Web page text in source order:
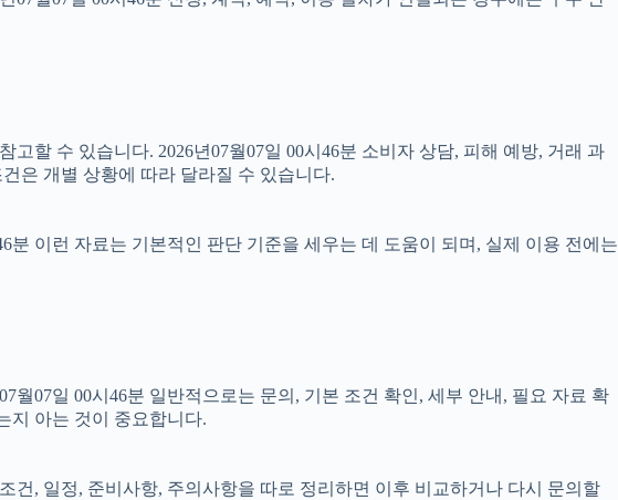
고할 수 있습니다. 2026년07월07일 00시46분 소비자 상담, 피해 예방, 거래 과
은 개별 상황에 따라 달라질 수 있습니다.
분 이런 자료는 기본적인 판단 기준을 세우는 데 도움이 되며, 실제 이용 전에는
07일 00시46분 일반적으로는 문의, 기본 조건 확인, 세부 안내, 필요 자료 확
지 아는 것이 중요합니다.
건, 일정, 준비사항, 주의사항을 따로 정리하면 이후 비교하거나 다시 문의할